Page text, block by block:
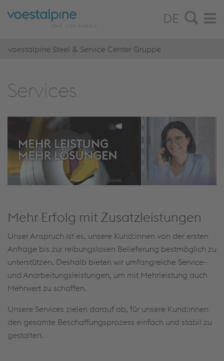
DE
voestalpine Steel & Service Center Gruppe
Ser­vices
Mehr Erfolg mit Zusatzleistungen
Unser Anspruch ist es, unsere Kund:innen von der ersten
Anfrage bis zur reibungslosen Belieferung bestmöglich zu
unterstützen. Deshalb bieten wir umfangreiche Service-
und Anarbeitungsleistungen, um mit Mehrleistung auch
Mehrwert zu schaffen.
Unsere Services zielen darauf ab, für unsere Kund:innen
den gesamte Beschaffungsprozess einfach und stabil zu
gestalten.